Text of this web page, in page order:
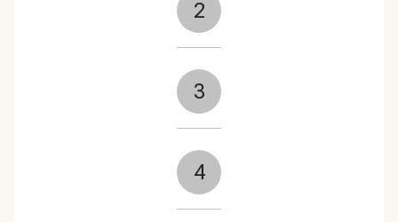
2
3
4